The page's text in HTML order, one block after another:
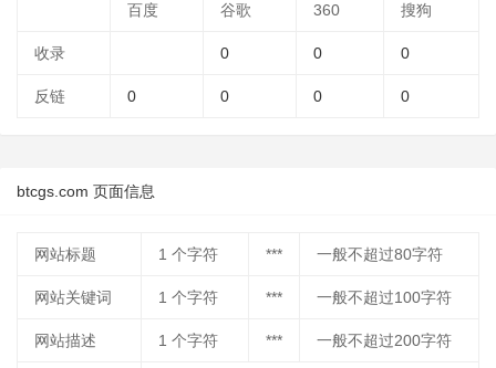
百度 谷歌 360 搜狗
收录 0 0 0
反链 0 0 0 0
btcgs.com 页面信息
网站标题 1 个字符 *** 一般不超过80字符
网站关键词 1 个字符 *** 一般不超过100字符
网站描述 1 个字符 *** 一般不超过200字符